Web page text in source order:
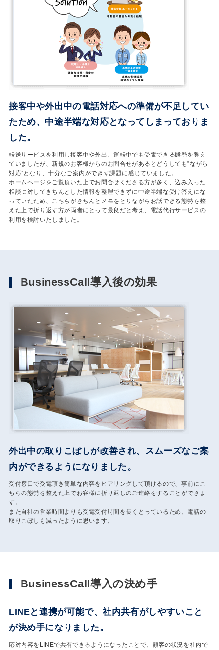
接客中や外出中の電話対応への準備が不足してい
たため、中途半端な対応となってしまっておりま
した。
転送サービスを利用し接客中や外出、運転中でも受電できる態勢を整え
ていましたが、新規のお客様からのお問合せがあるとどうしても”ながら
対応”となり、十分なご案内ができず課題に感じていました。
ホームページをご覧頂いた上でお問合せくださる方が多く、込み入った
相談に対してきちんとした情報を整理できずに中途半端な受け答えにな
っていたため、こちらがきちんとメモをとりながらお話できる態勢を整
えた上で折り返す方が両者にとって最良だと考え、電話代行サービスの
利用を検討いたしました。
BusinessCall導入後の効果
外出中の取りこぼしが改善され、スムーズなご案
内ができるようになりました。
受付窓口で受電頂き簡単な内容をヒアリングして頂けるので、事前にこ
ちらの態勢を整えた上でお客様に折り返しのご連絡をすることができま
す。
また自社の営業時間よりも受電受付時間を長くとっているため、電話の
取りこぼしも減ったように思います。
BusinessCall導入の決め手
LINEと連携が可能で、社内共有がしやすいこと
が決め手になりました。
応対内容をLINEで共有できるようになったことで、顧客の状況を社内で